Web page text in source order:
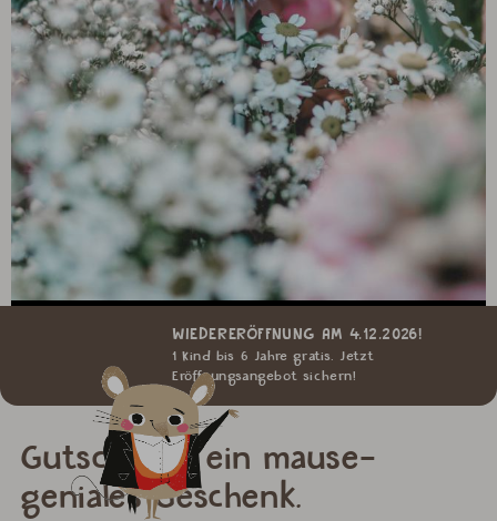
WIEDERERÖFFNUNG AM 4.12.2026!
1 Kind bis 6 Jahre gratis. Jetzt
Eröffnungsangebot sichern!
Gutscheine: ein mause-
geniales Geschenk.